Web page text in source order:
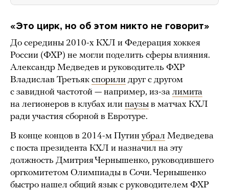
«Это цирк, но об этом никто не говорит»
До середины 2010-х КХЛ и Федерация хоккея
России (ФХР) не могли поделить сферы влияния.
Александр Медведев и руководитель ФХР
Владислав Третьяк спорили друг с другом
с завидной частотой — например, из-за лимита
на легионеров в клубах или паузы в матчах КХЛ
ради участия сборной в Евротуре.
В конце концов в 2014-м Путин убрал Медведева
с поста президента КХЛ и назначил на эту
должность Дмитрия Чернышенко, руководившего
оргкомитетом Олимпиады в Сочи. Чернышенко
быстро нашел общий язык с руководителем ФХР